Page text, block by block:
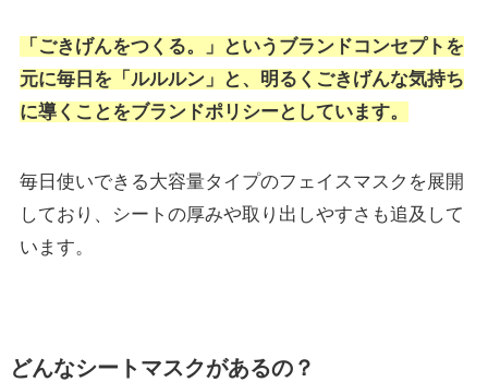
「ごきげんをつくる。」というブランドコンセプトを
元に毎日を「ルルルン」と、明るくごきげんな気持ち
に導くことをブランドポリシーとしています。
毎日使いできる大容量タイプのフェイスマスクを展開
しており、シートの厚みや取り出しやすさも追及して
います。
どんなシートマスクがあるの？